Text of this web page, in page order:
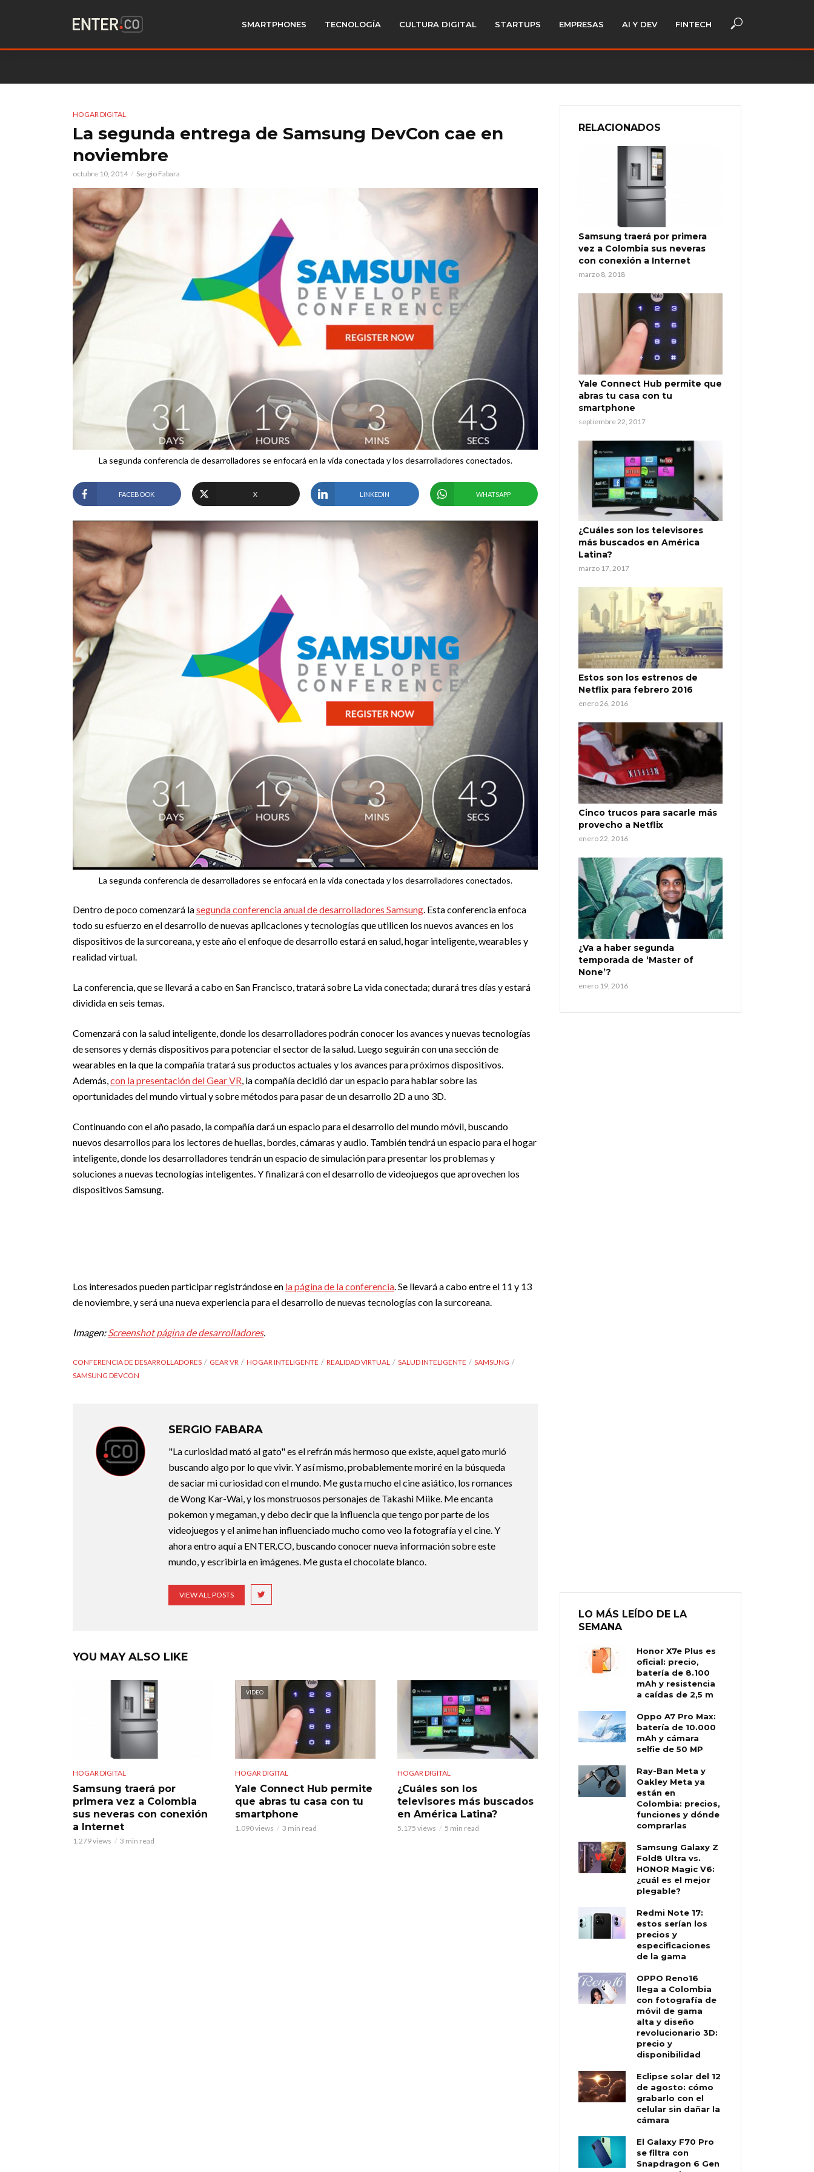
SMARTPHONES TECNOLOGÍA CULTURA DIGITAL STARTUPS EMPRESAS AI Y DEV FINTECH
HOGAR DIGITAL
La segunda entrega de Samsung DevCon cae en
noviembre
octubre 10, 2014 Sergio Fabara
La segunda conferencia de desarrolladores se enfocará en la vida conectada y los desarrolladores conectados.
FACEBOOK X LINKEDIN WHATSAPP
La segunda conferencia de desarrolladores se enfocará en la vida conectada y los desarrolladores conectados.
Dentro de poco comenzará lasegunda conferencia anual de desarrolladores Samsung. Esta conferencia enfoca
todo su esfuerzo en el desarrollo de nuevas aplicaciones y tecnologías que utilicen los nuevos avances en los
dispositivos de la surcoreana, y este año el enfoque de desarrollo estará en salud, hogar inteligente, wearables y
realidad virtual.
La conferencia, que se llevará a cabo en San Francisco, tratará sobre La vida conectada; durará tres días y estará
dividida en seis temas.
Comenzará con la salud inteligente, donde los desarrolladores podrán conocer los avances y nuevas tecnologías
de sensores y demás dispositivos para potenciar el sector de la salud. Luego seguirán con una sección de
wearables en la que la compañía tratará sus productos actuales y los avances para próximos dispositivos.
Además,con la presentación del Gear VR, la compañía decidió dar un espacio para hablar sobre las
oportunidades del mundo virtual y sobre métodos para pasar de un desarrollo 2D a uno 3D.
Continuando con el año pasado, la compañía dará un espacio para el desarrollo del mundo móvil, buscando
nuevos desarrollos para los lectores de huellas, bordes, cámaras y audio. También tendrá un espacio para el hogar
inteligente, donde los desarrolladores tendrán un espacio de simulación para presentar los problemas y
soluciones a nuevas tecnologías inteligentes. Y finalizará con el desarrollo de videojuegos que aprovechen los
dispositivos Samsung.
Los interesados pueden participar registrándose en la página de la conferencia. Se llevará a cabo entre el 11 y 13
de noviembre, y será una nueva experiencia para el desarrollo de nuevas tecnologías con la surcoreana.
Imagen:Screenshot página de desarrolladores.
CONFERENCIA DE DESARROLLADORES GEAR VR HOGAR INTELIGENTE REALIDAD VIRTUAL SALUD INTELIGENTE
SAMSUNG
SAMSUNG DEVCON
SERGIO FABARA
"La curiosidad mató al gato" es el refrán más hermoso que existe, aquel gato murió
buscando algo por lo que vivir. Y así mismo, probablemente moriré en la búsqueda
de saciar mi curiosidad con el mundo. Me gusta mucho el cine asiático, los romances
de Wong Kar-Wai, y los monstruosos personajes de Takashi Miike. Me encanta
pokemon y megaman, y debo decir que la influencia que tengo por parte de los
videojuegos y el anime han influenciado mucho como veo la fotografía y el cine. Y
ahora entro aquí a ENTER.CO, buscando conocer nueva información sobre este
mundo, y escribirla en imágenes. Me gusta el chocolate blanco.
VIEW ALL POSTS
YOU MAY ALSO LIKE
HOGAR DIGITAL
Samsung traerá por
primera vez a Colombia
sus neveras con conexión
a Internet
1.279 views 3 min read
VIDEO
HOGAR DIGITAL
Yale Connect Hub permite
que abras tu casa con tu
smartphone
1.090 views 3 min read
HOGAR DIGITAL
¿Cuáles son los
televisores más buscados
en América Latina?
5.175 views 5 min read
RELACIONADOS
Samsung traerá por primera
vez a Colombia sus neveras
con conexión a Internet
marzo 8, 2018
Yale Connect Hub permite que
abras tu casa con tu
smartphone
septiembre 22, 2017
¿Cuáles son los televisores
más buscados en América
Latina?
marzo 17, 2017
Estos son los estrenos de
Netflix para febrero 2016
enero 26, 2016
Cinco trucos para sacarle más
provecho a Netflix
enero 22, 2016
¿Va a haber segunda
temporada de ‘Master of
None’?
enero 19, 2016
LO MÁS LEÍDO DE LA
SEMANA
Honor X7e Plus es
oficial: precio,
batería de 8.100
mAh y resistencia
a caídas de 2,5 m
Oppo A7 Pro Max:
batería de 10.000
mAh y cámara
selfie de 50 MP
Ray-Ban Meta y
Oakley Meta ya
están en
Colombia: precios,
funciones y dónde
comprarlas
Samsung Galaxy Z
Fold8 Ultra vs.
HONOR Magic V6:
¿cuál es el mejor
plegable?
Redmi Note 17:
estos serían los
precios y
especificaciones
de la gama
OPPO Reno16
llega a Colombia
con fotografía de
móvil de gama
alta y diseño
revolucionario 3D:
precio y
disponibilidad
Eclipse solar del 12
de agosto: cómo
grabarlo con el
celular sin dañar la
cámara
El Galaxy F70 Pro
se filtra con
Snapdragon 6 Gen